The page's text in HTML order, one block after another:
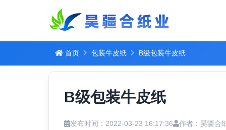
首页 包装牛皮纸 B级包装牛皮纸
B级包装牛皮纸
发布时间：2022-03-23 16:17:36 作者：昊疆合